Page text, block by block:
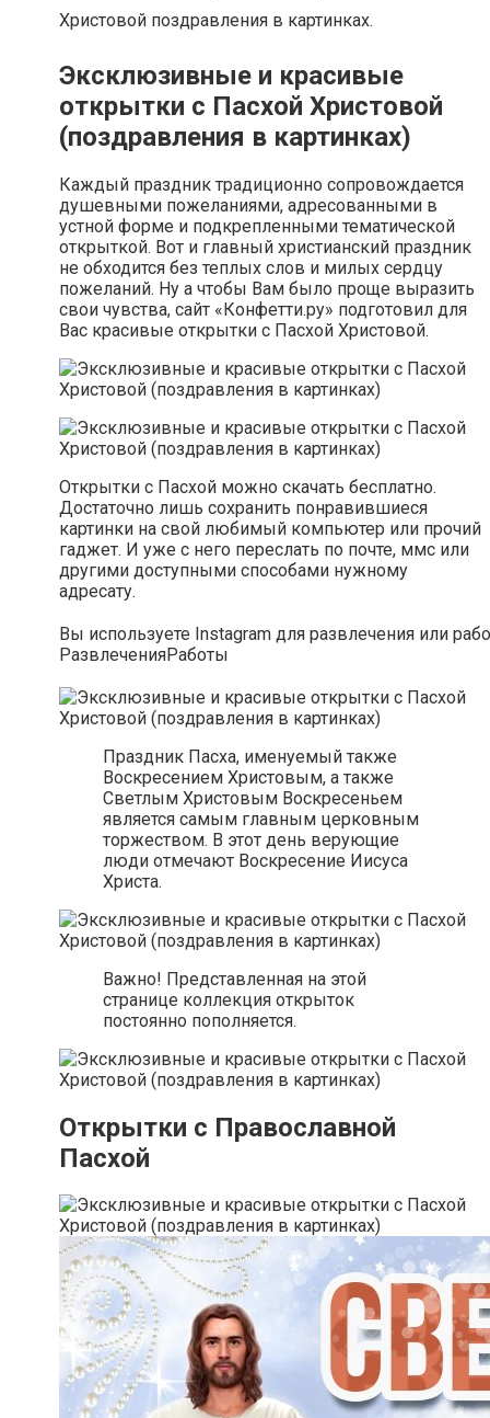
Христовой поздравления в картинках.
Эксклюзивные и красивые
открытки с Пасхой Христовой
(поздравления в картинках)
Каждый праздник традиционно сопровождается
душевными пожеланиями, адресованными в
устной форме и подкрепленными тематической
открыткой. Вот и главный христианский праздник
не обходится без теплых слов и милых сердцу
пожеланий. Ну а чтобы Вам было проще выразить
свои чувства, сайт «Конфетти.ру» подготовил для
Вас красивые открытки с Пасхой Христовой.
Открытки с Пасхой можно скачать бесплатно.
Достаточно лишь сохранить понравившиеся
картинки на свой любимый компьютер или прочий
гаджет. И уже с него переслать по почте, ммс или
другими доступными способами нужному
адресату.
Вы используете Instagram для развлечения или
РазвлеченияРаботы
Праздник Пасха, именуемый также
Воскресением Христовым, а также
Светлым Христовым Воскресеньем
является самым главным церковным
торжеством. В этот день верующие
люди отмечают Воскресение Иисуса
Христа.
Важно! Представленная на этой
странице коллекция открыток
постоянно пополняется.
Открытки с Православной
Пасхой